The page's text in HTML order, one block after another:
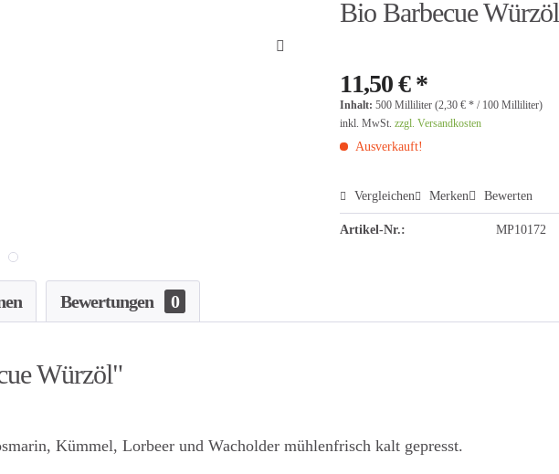
Bio Barbecue Würzöl
11,50 € *
Inhalt:500 Milliliter (2,30 € * / 100 Milliliter)
inkl. MwSt.zzgl. Versandkosten
Ausverkauft!
Vergleichen Merken Bewerten
Artikel-Nr.: MP10172
Bewertungen 0
Würzöl"
Kümmel, Lorbeer und Wacholder mühlenfrisch kalt gepresst.